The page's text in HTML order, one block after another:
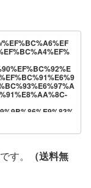
す。
（送料無